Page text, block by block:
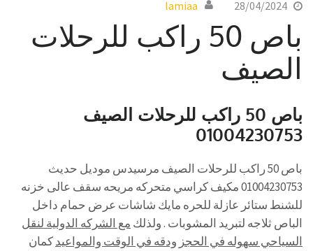
28/04/2024
lamiaa
باص 50 راكب للرحلات
الصيف
باص 50 راكب للرحلات الصيف
01004230753
باص 50 راكب للرحلات الصيف مرسيدس موديل حديث
01004230753 مكيف كراسي متحركه مريحه سقف عالى خزنه
للشنط ستائر عازلة للحره مايك شاشات عرض حمام داخل
الباص ثلاجه لتبريد المشوبات . ولذلك مع الشركه الدولية لنقل
السياحي سهوله في الحجز ودقه في الوقت والمواعيدكمان